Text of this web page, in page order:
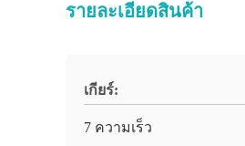
รายละเอียดสินค้า
เกียร์:
7 ความเร็ว